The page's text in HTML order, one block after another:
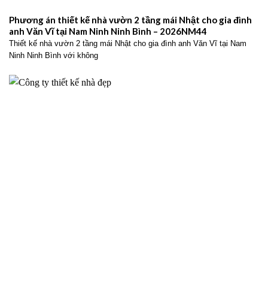
Phương án thiết kế nhà vườn 2 tầng mái Nhật cho gia đình
anh Văn Vĩ tại Nam Ninh Ninh Bình – 2026NM44
Thiết kế nhà vườn 2 tầng mái Nhật cho gia đình anh Văn Vĩ tại Nam
Ninh Ninh Bình với không